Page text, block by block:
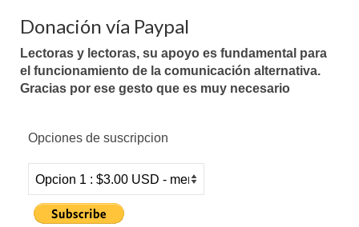
Donación vía Paypal
Lectoras y lectoras, su apoyo es fundamental para
el funcionamiento de la comunicación alternativa.
Gracias por ese gesto que es muy necesario
Opciones de suscripcion